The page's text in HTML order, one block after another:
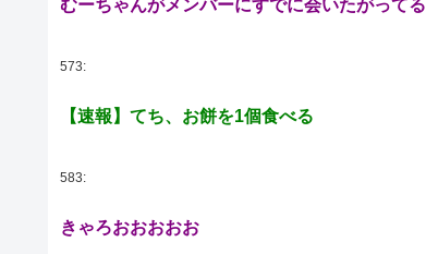
むーちゃんがメンバーにすでに会いたがってる
573:
【速報】てち、お餅を1個食べる
583:
きゃろおおおおお